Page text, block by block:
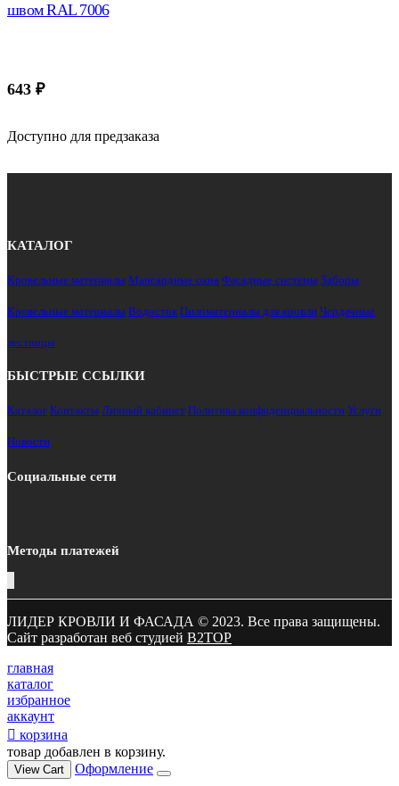
швом RAL 7006
643 ₽
Доступно для предзаказа
КАТАЛОГ
Кровельные материалы Мансардные окна Фасадные системы Заборы
Кровельные материалы Водосток Пиломатериалы для кровли Чердачные
лестницы
БЫСТРЫЕ ССЫЛКИ
Каталог Контакты Личный кабинет Политика конфиденциальности Услуги
Новости
Социальные сети
Методы платежей
ЛИДЕР КРОВЛИ И ФАСАДА © 2023. Все права защищены.
Сайт разработан веб студией B2TOP
главная
каталог
избранное
аккаунт
корзина
товар добавлен в корзину.
View Cart Оформление